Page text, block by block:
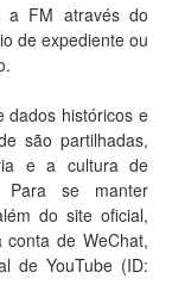
a FM através do
de expediente ou
dados históricos e
são partilhadas,
e a cultura de
Para se manter
do site oficial,
de WeChat,
de YouTube (ID: